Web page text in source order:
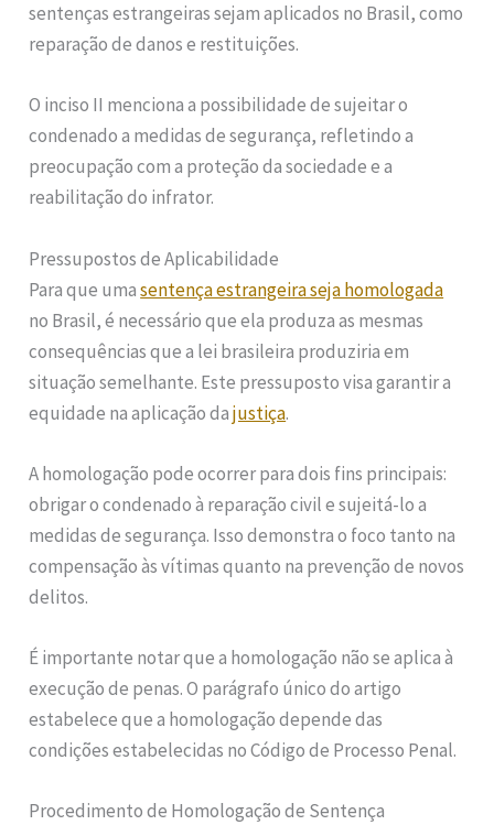
sentenças estrangeiras sejam aplicados no Brasil, como
reparação de danos e restituições.
O inciso II menciona a possibilidade de sujeitar o
condenado a medidas de segurança, refletindo a
preocupação com a proteção da sociedade e a
reabilitação do infrator.
Pressupostos de Aplicabilidade
Para que umasentença estrangeira seja homologada
no Brasil, é necessário que ela produza as mesmas
consequências que a lei brasileira produziria em
situação semelhante. Este pressuposto visa garantir a
equidade na aplicação dajustiça.
A homologação pode ocorrer para dois fins principais:
obrigar o condenado à reparação civil e sujeitá-lo a
medidas de segurança. Isso demonstra o foco tanto na
compensação às vítimas quanto na prevenção de novos
delitos.
É importante notar que a homologação não se aplica à
execução de penas. O parágrafo único do artigo
estabelece que a homologação depende das
condições estabelecidas no Código de Processo Penal.
Procedimento de Homologação de Sentença